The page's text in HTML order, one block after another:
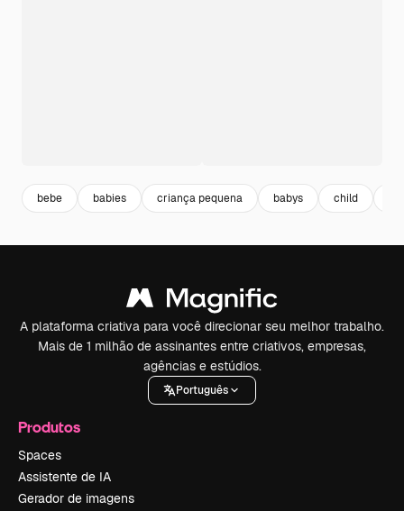
bebe babies criança pequena babys child
A plataforma criativa para você direcionar seu melhor trabalho.
Mais de 1 milhão de assinantes entre criativos, empresas,
agências e estúdios.
Português
Produtos
Spaces
Assistente de IA
Gerador de imagens